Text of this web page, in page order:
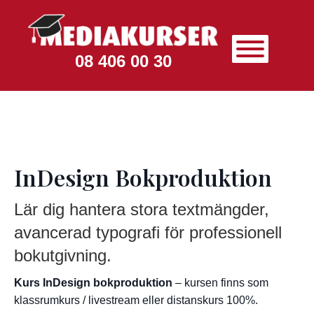
08 406 00 30
InDesign Bokproduktion
Lär dig hantera stora textmängder,
avancerad typografi för professionell
bokutgivning.
Kurs InDesign bokproduktion – kursen finns som
klassrumkurs / livestream eller distanskurs 100%.